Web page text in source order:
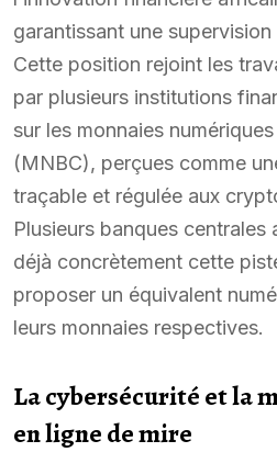
garantissant une
Cette position rejoint les
par plusieurs institutions
sur les monnaies
(MNBC), perçues comme
traçable et régulée aux
Plusieurs banques centrales
déjà concrètement cette
proposer un équivalent
leurs monnaies respectives.
La cybersécurité et la
en ligne de mire